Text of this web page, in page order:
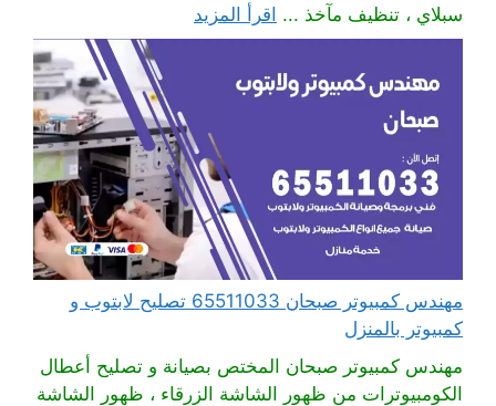
سبلاي ، تنظيف مآخذ ... اقرأ المزيد
مهندس كمبيوتر صبحان 65511033 تصليح لابتوب و
كمبيوتر بالمنزل
مهندس كمبيوتر صبحان المختص بصيانة و تصليح أعطال
الكومبيوترات من ظهور الشاشة الزرقاء ، ظهور الشاشة